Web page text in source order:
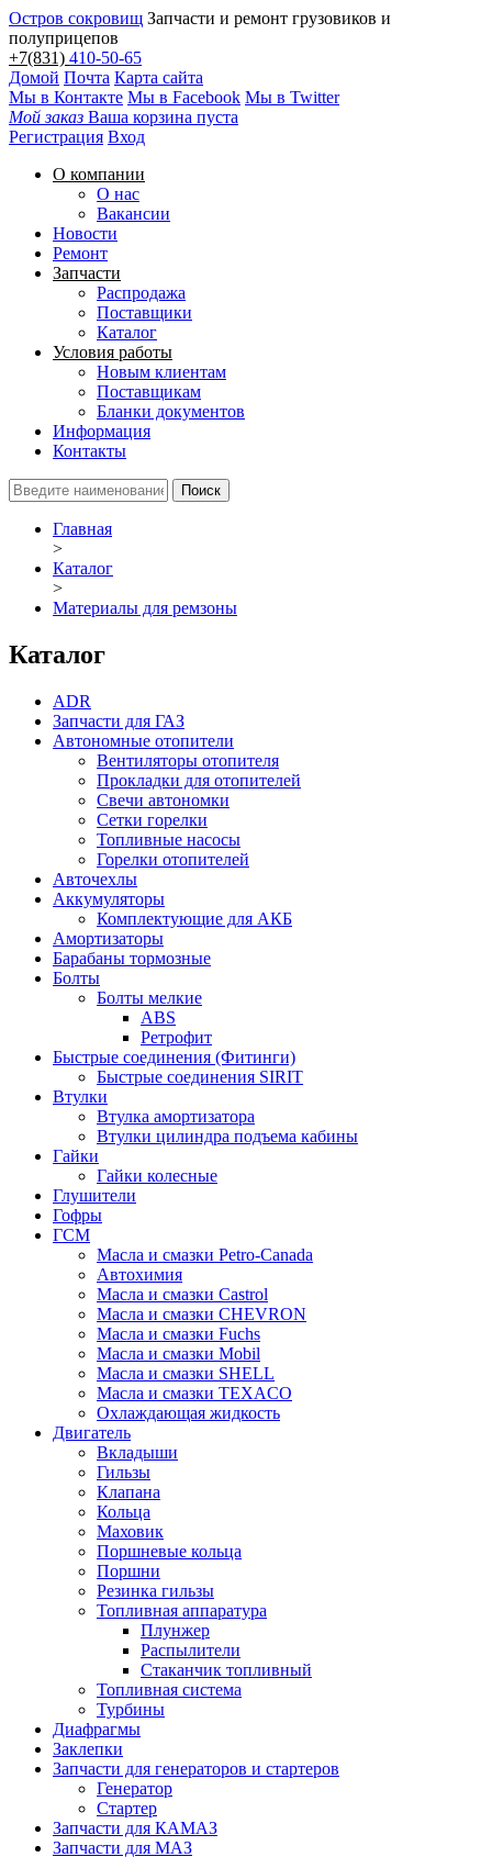
Остров сокровищ Запчасти и ремонт грузовиков и
полуприцепов
+7(831) 410-50-65
Домой Почта Карта сайта
Мы в Контакте Мы в Facebook Мы в Twitter
Мой заказ Ваша корзина пуста
Регистрация Вход
О компании
О нас
Вакансии
Новости
Ремонт
Запчасти
Распродажа
Поставщики
Каталог
Условия работы
Новым клиентам
Поставщикам
Бланки документов
Информация
Контакты
Главная
>
Каталог
>
Материалы для ремзоны
Каталог
ADR
Запчасти для ГАЗ
Автономные отопители
Вентиляторы отопителя
Прокладки для отопителей
Свечи автономки
Сетки горелки
Топливные насосы
Горелки отопителей
Авточехлы
Аккумуляторы
Комплектующие для АКБ
Амортизаторы
Барабаны тормозные
Болты
Болты мелкие
ABS
Ретрофит
Быстрые соединения (Фитинги)
Быстрые соединения SIRIT
Втулки
Втулка амортизатора
Втулки цилиндра подъема кабины
Гайки
Гайки колесные
Глушители
Гофры
ГСМ
Масла и смазки Petro-Canada
Автохимия
Масла и смазки Castrol
Масла и смазки CHEVRON
Масла и смазки Fuchs
Масла и смазки Mobil
Масла и смазки SHELL
Масла и смазки TEXACO
Охлаждающая жидкость
Двигатель
Вкладыши
Гильзы
Клапана
Кольца
Маховик
Поршневые кольца
Поршни
Резинка гильзы
Топливная аппаратура
Плунжер
Распылители
Стаканчик топливный
Топливная система
Турбины
Диафрагмы
Заклепки
Запчасти для генераторов и стартеров
Генератор
Стартер
Запчасти для КАМАЗ
Запчасти для МАЗ